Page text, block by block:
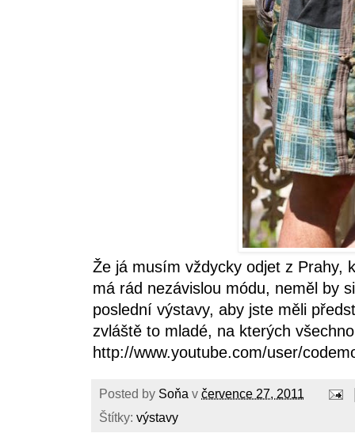
Že já musím vždycky odjet z Prahy,
má rád nezávislou módu, neměl by
poslední výstavy, aby jste měli
zvláště to mladé, na kterých
http://www.youtube.com/user/
Posted by Soňa v července 27, 2011
Štítky: výstavy